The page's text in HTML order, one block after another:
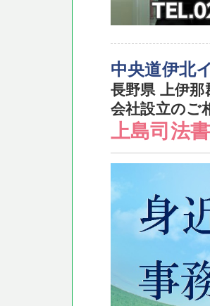
中央道伊北
長野県 上伊
会社設立のご
上島司法